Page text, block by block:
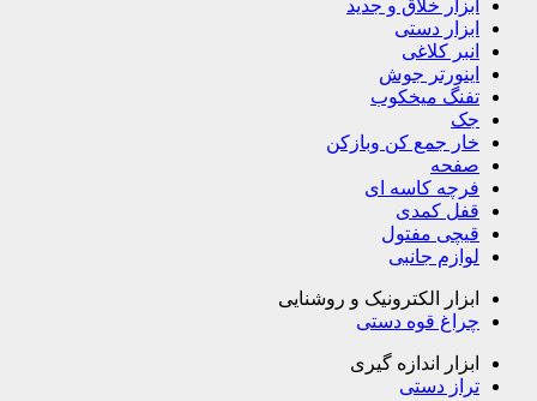
ابزار خلاق و جدید
ابزار دستی
انبر کلاغی
اینورتر جوش
تفنگ میخکوب
جک
خار جمع کن وبازکن
صفحه
فرچه کاسه ای
قفل کمدی
قیچی مفتول
لوازم جانبی
ابزار الکترونیک و روشنایی
چراغ قوه دستی
ابزار اندازه گیری
تراز دستی